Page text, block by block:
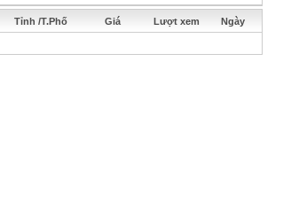
Tỉnh /T.Phố Giá Lượt xem Ngày